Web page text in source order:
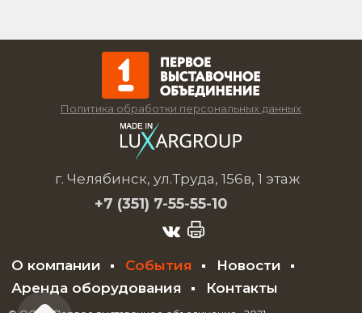
Политика обработки персональных данных
г. Челябинск, ул.Труда, 156в, 1 этаж
+7 (351) 7-55-55-10
О компании События
Новости
Аренда оборудования
Контакты